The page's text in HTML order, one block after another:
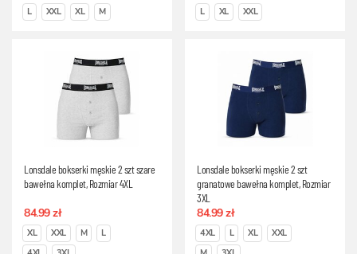
L XXL XL M L XL XXL
Lonsdale bokserki męskie 2 szt szare
bawełna komplet, Rozmiar 4XL
84.99 zł
XL XXL M
L
Lonsdale bokserki męskie 2 szt
granatowe bawełna komplet, Rozmiar
3XL
84.99 zł
4XL L XL
XXL